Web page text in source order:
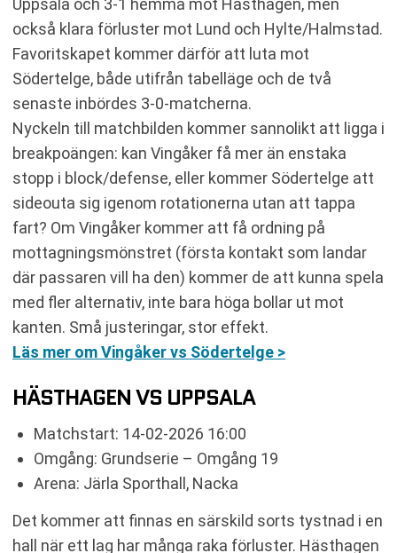
Uppsala och 3-1 hemma mot Hästhagen, men
också klara förluster mot Lund och Hylte/Halmstad.
Favoritskapet kommer därför att luta mot
Södertelge, både utifrån tabelläge och de två
senaste inbördes 3-0-matcherna.
Nyckeln till matchbilden kommer sannolikt att ligga i
breakpoängen: kan Vingåker få mer än enstaka
stopp i block/defense, eller kommer Södertelge att
sideouta sig igenom rotationerna utan att tappa
fart? Om Vingåker kommer att få ordning på
mottagningsmönstret (första kontakt som landar
där passaren vill ha den) kommer de att kunna spela
med fler alternativ, inte bara höga bollar ut mot
kanten. Små justeringar, stor effekt.
Läs mer om Vingåker vs Södertelge >
HÄSTHAGEN VS UPPSALA
Matchstart: 14-02-2026 16:00
Omgång: Grundserie – Omgång 19
Arena: Järla Sporthall, Nacka
Det kommer att finnas en särskild sorts tystnad i en
hall när ett lag har många raka förluster. Hästhagen